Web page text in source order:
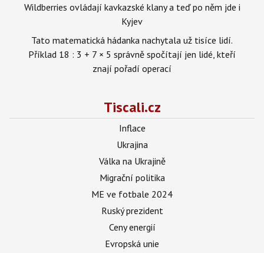
Wildberries ovládají kavkazské klany a teď po něm jde i
Kyjev
Tato matematická hádanka nachytala už tisíce lidí.
Příklad 18 : 3 + 7 × 5 správně spočítají jen lidé, kteří
znají pořadí operací
Tiscali.cz
Inflace
Ukrajina
Válka na Ukrajině
Migrační politika
ME ve fotbale 2024
Ruský prezident
Ceny energií
Evropská unie